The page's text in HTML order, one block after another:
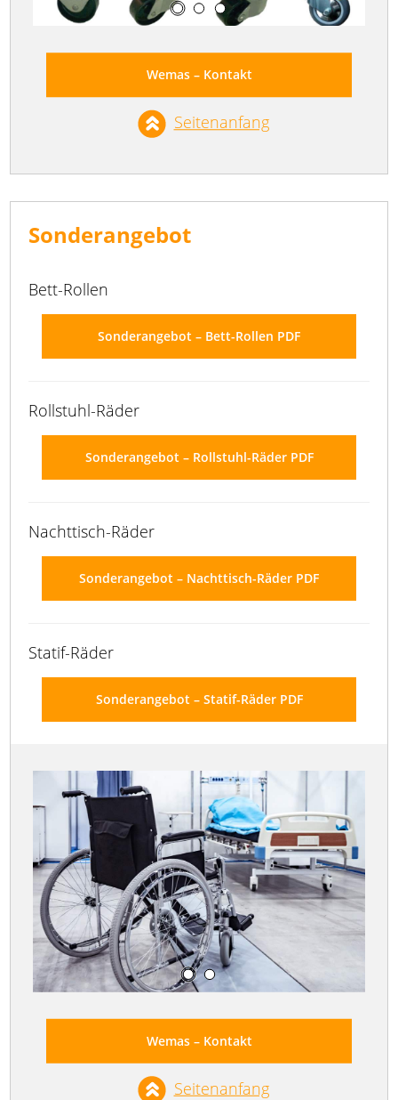
Wemas – Kontakt
Seitenanfang
Sonderangebot
Bett-Rollen
Sonderangebot – Bett-Rollen PDF
Rollstuhl-Räder
Sonderangebot – Rollstuhl-Räder PDF
Nachttisch-Räder
Sonderangebot – Nachttisch-Räder PDF
Statif-Räder
Sonderangebot – Statif-Räder PDF
Wemas – Kontakt
Seitenanfang